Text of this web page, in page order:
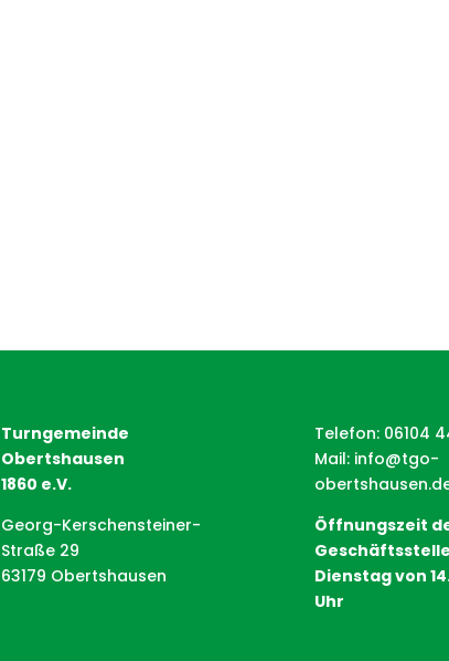
Turngemeinde
Obertshausen
1860 e.V.
Georg-Kerschensteiner-
Straße 29
63179 Obertshausen
Telefon: 06104
Mail: info@tgo-
Öffnungszeit
Dienstag von
Uhr